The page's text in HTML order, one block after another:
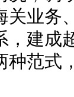
关业务
，建成
种范式